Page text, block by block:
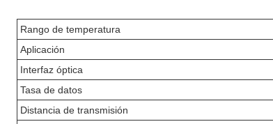
Rango de temperatura
Aplicación
Interfaz óptica
Tasa de datos
Distancia de transmisión